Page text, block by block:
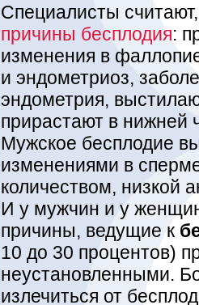
Специалисты
причины бесплодия:
изменения в
и эндометриоз,
эндометрия,
прирастают в нижней
Мужское бесплодие
изменениями в
количеством, низкой
И у мужчин и у
причины, ведущие к
10 до 30 процентов)
неустановленными.
излечиться от